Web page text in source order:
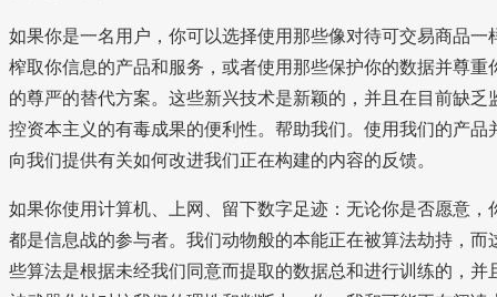
如果你是一名用户，你可以选择使用那些像对待可交易商品一
榨取你信息的产品和服务，或者使用那些保护你的数据并尊重
的尊严的替代方案。这些新兴技术是新颖的，并且在目前缺乏
控资本主义的有毒成果的便利性。帮助我们。使用我们的产品
向我们提供有关如何改进我们正在构建的内容的反馈。
如果你使用计算机、上网、留下数字足迹：无论你是否愿意，
都是信息战的参与者。我们动物般的本能正在被算法劫持，而
些算法是根据未经我们同意而提取的数据总和进行训练的，并